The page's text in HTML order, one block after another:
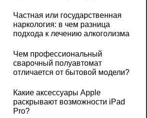
Частная или государственная
наркология: в чем разница
подхода к лечению алкоголизма
Чем профессиональный
сварочный полуавтомат
отличается от бытовой модели?
Какие аксессуары Apple
раскрывают возможности iPad
Pro?